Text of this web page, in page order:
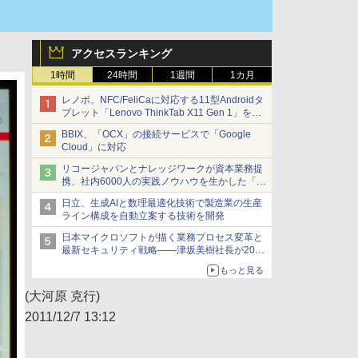
アクセスランキング
1時間 24時間 1週間 1カ月
レノボ、NFC/FeliCaに対応する11型Androidタ
ブレット「Lenovo ThinkTab X11 Gen 1」を発
売
BBIX、「OCX」の接続サービスで「Google
Cloud」に対応
リコージャパンとナレッジワークが資本業務提
携、社内6000人の実践ノウハウを生かした「AI
商談記録 for RICOH」を展開へ
日立、生成AIと数理最適化技術で製造業の生産
ライン構成を自動立案する技術を開発
日本マイクロソフトが描く業務プロセス変革と
最新セキュリティ戦略――津坂美樹社長が2027
もっと見る
(大河原 克行)
2011/12/7 13:12